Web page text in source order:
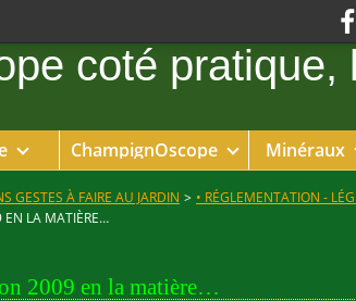
ChampignOscope Minéraux
GESTES À FAIRE AU JARDIN > • RÉGLEMENTATION -
EN LA MATIÈRE…
2009 en la matière…